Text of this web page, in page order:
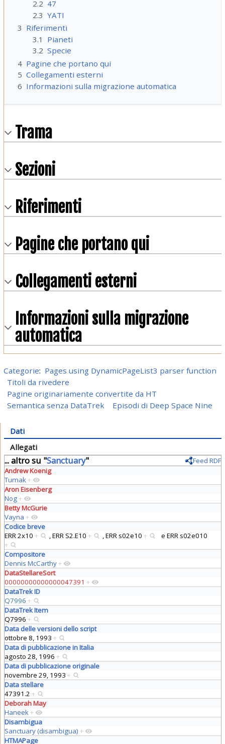
2.2 47
2.3 YATI
3 Riferimenti
3.1
Pianeti
3.2 Specie
4 Pagine che portano qui
5 Collegamenti esterni
6 Informazioni sulla migrazione automatica
Trama
Sezioni
Riferimenti
Pagine che portano qui
Collegamenti esterni
Informazioni sulla migrazione
automatica
Categorie: Pages using DynamicPageList3 parser function
Titoli da rivedere
Pagine originariamente convertite da HT
Semantica senza DataTrek
Episodi di Deep Space Nine
Dati
Allegati
... altro su "Sanctuary"
Feed RDF
Andrew Koenig
Tumak+
Aron Eisenberg
Nog+
Betty McGurie
Vayna +
Codice breve
ERR 2x10 + ,ERR S2.E10 + ,ERR s02e10 + e ERR s02e010
+
Compositore
Dennis McCarthy+
DataStellareSort
00000000000000047391 +
DataTrek ID
Q7996 +
DataTrek Item
Q7996 +
Data delle versioni dello script
ottobre 8, 1993 +
Data di pubblicazione in Italia
agosto 28, 1996 +
Data di pubblicazione originale
novembre 29, 1993 +
Data stellare
47391.2 +
Deborah May
Haneek+
Disambigua
Sanctuary (disambigua) +
HTMAPage